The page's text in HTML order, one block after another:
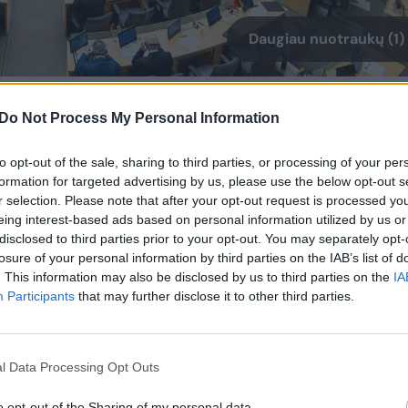
Do Not Process My Personal Information
opt-out of the sale, sharing to third parties, or processing of your
for targeted advertising by us, please use the below opt-out
selection. Please note that after your opt-out request is processed
interest-based ads based on personal information utilized by us
to third parties prior to your opt-out. You may separately
of your personal information by third parties on the IAB’s list of
This information may also be disclosed by us to third parties on the
Participants that may further disclose it to other third parties.
Data Processing Opt Outs
Daugiau nuotraukų (1)
valstybės garantuojamų paskolų
sandorių sumą nuo 12 mln. eurų iki
apsaugos projektams – garantijas ir
spręstų, ar suteikti garantiją
paskolai, kaip anksčiau didesnei nei
Seimo mažų sumų garantijų
projektus Seime kalbėjo finansų